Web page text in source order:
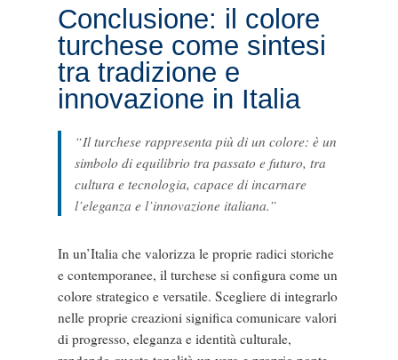
Conclusione: il colore
turchese come sintesi
tra tradizione e
innovazione in Italia
“Il turchese rappresenta più di un colore: è un
simbolo di equilibrio tra passato e futuro, tra
cultura e tecnologia, capace di incarnare
l’eleganza e l’innovazione italiana.”
In un’Italia che valorizza le proprie radici storiche
e contemporanee, il turchese si configura come un
colore strategico e versatile. Scegliere di integrarlo
nelle proprie creazioni significa comunicare valori
di progresso, eleganza e identità culturale,